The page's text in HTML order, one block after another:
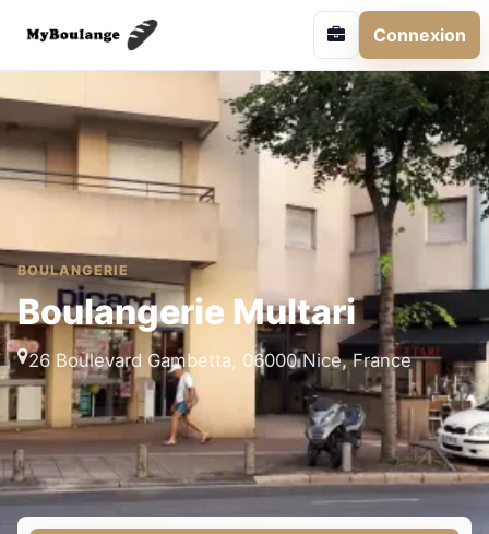
Connexion
BOULANGERIE
Boulangerie Multari
26 Boulevard Gambetta, 06000 Nice, France